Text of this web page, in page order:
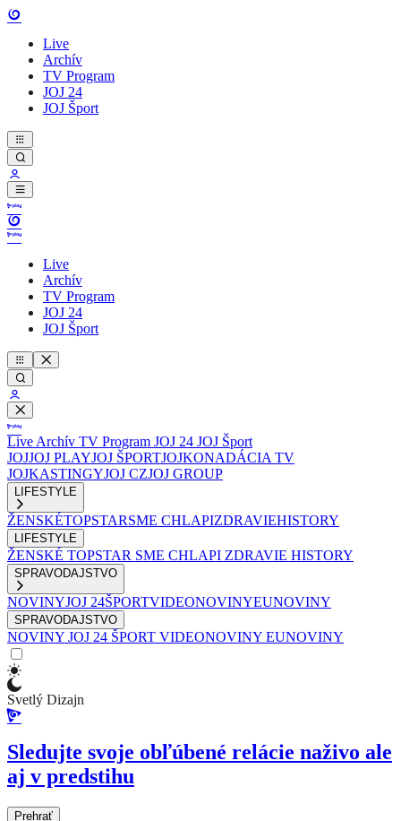
Live
Archív
TV Program
JOJ 24
JOJ Šport
Live
Archív
TV Program
JOJ 24
JOJ Šport
Live Archív TV Program JOJ 24 JOJ Šport
JOJJOJ PLAYJOJ ŠPORTJOJKONADÁCIA TV
JOJKASTINGYJOJ CZJOJ GROUP
LIFESTYLE
ŽENSKÉTOPSTARSME CHLAPIZDRAVIEHISTORY
LIFESTYLE
ŽENSKÉ TOPSTAR SME CHLAPI ZDRAVIE HISTORY
SPRAVODAJSTVO
NOVINYJOJ 24ŠPORTVIDEONOVINYEUNOVINY
SPRAVODAJSTVO
NOVINY JOJ 24 ŠPORT VIDEONOVINY EUNOVINY
Svetlý Dizajn
Sledujte svoje obľúbené relácie naživo ale
aj v predstihu
Prehrať